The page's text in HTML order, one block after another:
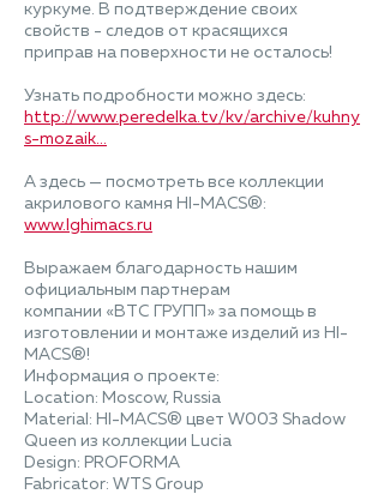
куркуме. В подтверждение своих
свойств - следов от красящихся
приправ на поверхности не осталось!
Узнать подробности можно здесь:
http://www.peredelka.tv/kv/archive/kuhnya-
s-mozaik...
А здесь — посмотреть все коллекции
акрилового камня HI-MACS®:
www.lghimacs.ru
Выражаем благодарность нашим
официальным партнерам
компании «ВТС ГРУПП» за помощь в
изготовлении и монтаже изделий из HI-
MACS®!
Информация о проекте:
Location: Moscow, Russia
Material: HI-MACS® цвет W003 Shadow
Queen из коллекции Lucia
Design: PROFORMA
Fabricator: WTS Group